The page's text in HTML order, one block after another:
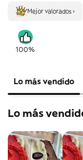
Mejor valorados ›
100%
Lo más vendido
Lo más